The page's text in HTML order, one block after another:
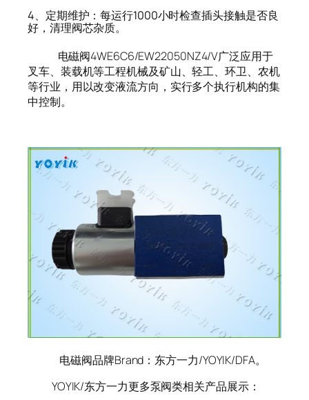
4、定期维护：每运行1000小时检查插头接触是否良
好，清理阀芯杂质。
电磁阀4WE6C6/EW22050NZ4/V广泛应用于
叉车、装载机等工程机械及矿山、轻工、环卫、农机
等行业，用以改变液流方向，实行多个执行机构的集
中控制。
电磁阀品牌Brand：东方一力/YOYIK/DFA。
YOYIK/东方一力更多泵阀类相关产品展示：